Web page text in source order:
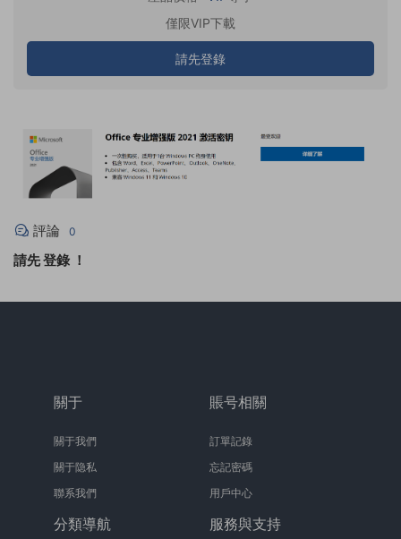
僅限VIP下載
請先登錄
評論 0
請先登錄 ！
關于
關于我們
關于隐私
聯系我們
賬号相關
訂單記錄
忘記密碼
用戶中心
分類導航 服務與支持